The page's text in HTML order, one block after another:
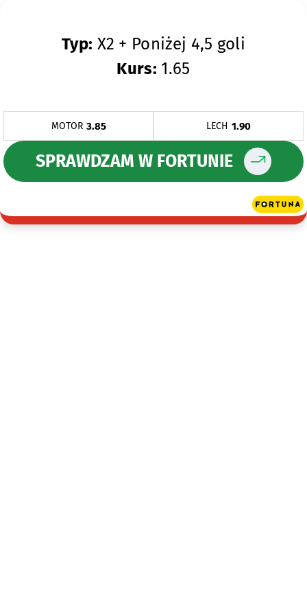
Typ: X2 + Poniżej 4,5 goli
Kurs: 1.65
MOTOR 3.85 LECH 1.90
SPRAWDZAM W FORTUNIE